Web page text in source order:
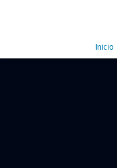
Inicio